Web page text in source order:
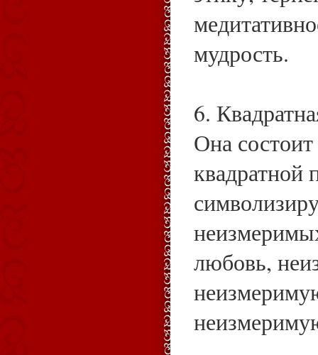
мудрость.
6.
Она
квадратной
любовь,